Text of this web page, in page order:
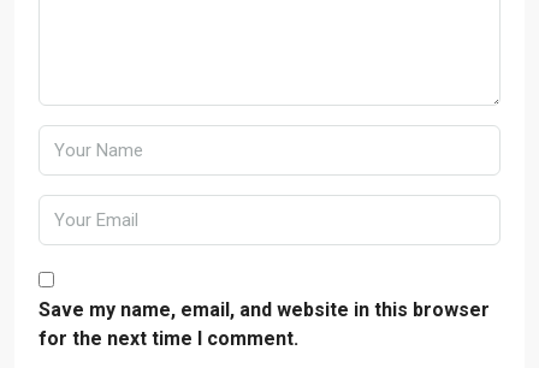
Save my name, email, and website in this browser
for the next time I comment.